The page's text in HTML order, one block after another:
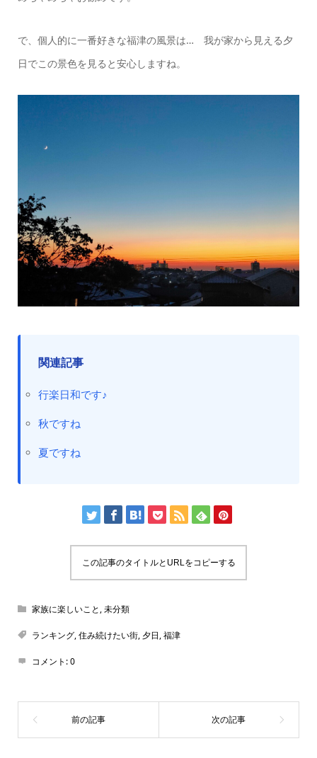
で、個人的に一番好きな福津の風景は… 我が家から見える夕
日でこの景色を見ると安心しますね。
関連記事
行楽日和です♪
秋ですね
夏ですね
この記事のタイトルとURLをコピーする
家族に楽しいこと,未分類
ランキング,住み続けたい街, 夕日,福津
コメント:0